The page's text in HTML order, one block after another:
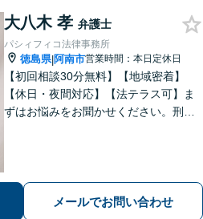
大八木 孝 弁護士
パシィフィコ法律事務所
徳島県|阿南市営業時間：本日定休日
【初回相談30分無料】【地域密着】
【休日・夜間対応】【法テラス可】ま
ずはお悩みをお聞かせください。刑事
状況から抜け出すお手伝いをします。
メールでお問い合わせ